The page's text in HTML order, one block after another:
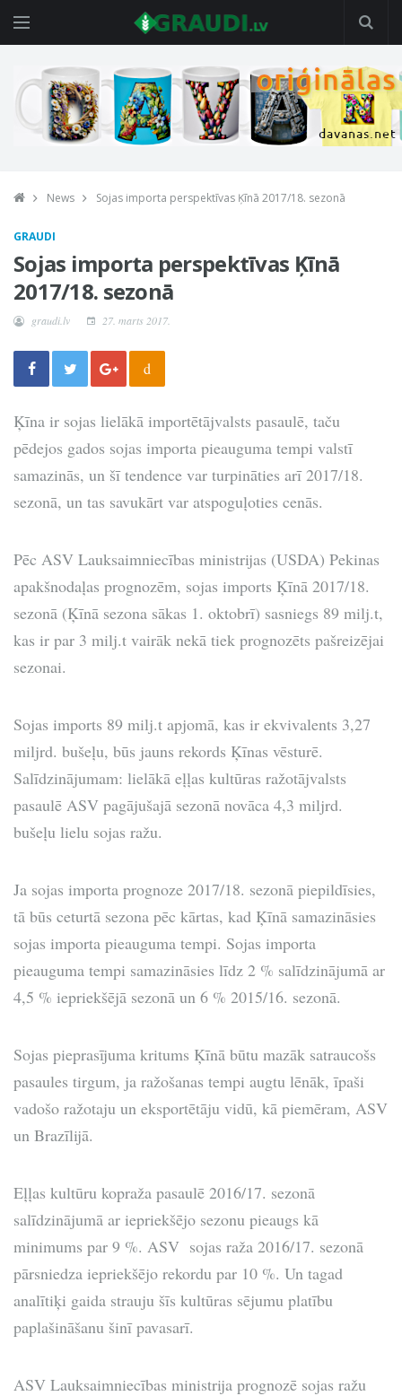
News Sojas importa perspektīvas Ķīnā 2017/18. sezonā
GRAUDI
Sojas importa perspektīvas Ķīnā
2017/18. sezonā
graudi.lv 27. marts 2017.
d
Ķīna ir sojas lielākā importētājvalsts pasaulē, taču
pēdejos gados sojas importa pieauguma tempi valstī
samazinās, un šī tendence var turpināties arī 2017/18.
sezonā, un tas savukārt var atspoguļoties cenās.
Pēc ASV Lauksaimniecības ministrijas (USDA) Pekinas
apakšnodaļas prognozēm, sojas imports Ķīnā 2017/18.
sezonā (Ķīnā sezona sākas 1. oktobrī) sasniegs 89 milj.t,
kas ir par 3 milj.t vairāk nekā tiek prognozēts pašreizējai
sezonai.
Sojas imports 89 milj.t apjomā, kas ir ekvivalents 3,27
miljrd. bušeļu, būs jauns rekords Ķīnas vēsturē.
Salīdzinājumam: lielākā eļļas kultūras ražotājvalsts
pasaulē ASV pagājušajā sezonā novāca 4,3 miljrd.
bušeļu lielu sojas ražu.
Ja sojas importa prognoze 2017/18. sezonā piepildīsies,
tā būs ceturtā sezona pēc kārtas, kad Ķīnā samazināsies
sojas importa pieauguma tempi. Sojas importa
pieauguma tempi samazināsies līdz 2 % salīdzinājumā ar
4,5 % iepriekšējā sezonā un 6 % 2015/16. sezonā.
Sojas pieprasījuma kritums Ķīnā būtu mazāk satraucošs
pasaules tirgum, ja ražošanas tempi augtu lēnāk, īpaši
vadošo ražotaju un eksportētāju vidū, kā piemēram, ASV
un Brazīlijā.
Eļļas kultūru kopraža pasaulē 2016/17. sezonā
salīdzinājumā ar iepriekšējo sezonu pieaugs kā
minimums par 9 %. ASV sojas raža 2016/17. sezonā
pārsniedza iepriekšējo rekordu par 10 %. Un tagad
analītiķi gaida strauju šīs kultūras sējumu platību
paplašināšanu šinī pavasarī.
ASV Lauksaimniecības ministrija prognozē sojas ražu